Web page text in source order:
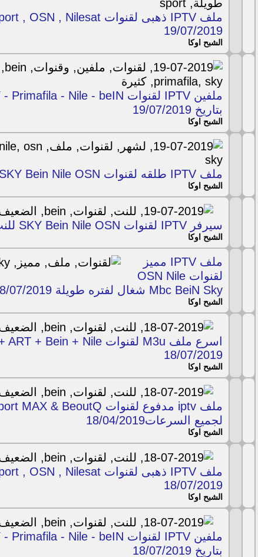
19/07/2019
الشبح اوكا
بتاريخ 19/07/2019
الشبح اوكا
ملف IPTV طلقه لقنوات SKY Bein Nile OSN شغال لشهر 19/07/2019
الشبح اوكا
سيرفر IPTV لقنوات SKY Bein Nile OSN للنت الضعيف 19/07/2019
الشبح اوكا
ملف IPTV مميز
لقنوات OSN Nile
Mbc BeiN Sky شغال لفتره طويلة 18/07/2019
الشبح اوكا
18/07/2019
الشبح اوكا
لجميع السرعات18/04/2019
الشبح اوكا
18/07/2019
الشبح اوكا
بتاريخ 18/07/2019